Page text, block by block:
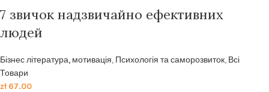
7 звичок надзвичайно ефективних
людей
Бізнес література, мотивація, Психологія та саморозвиток, Всі
Товари
zł 67.00